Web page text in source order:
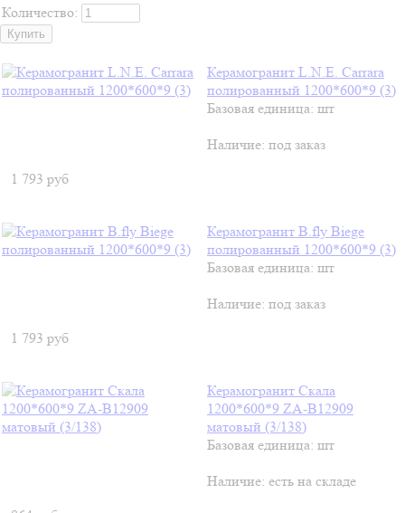
Количество:
Керамогранит L.N.E. Carrara
полированный 1200*600*9 (3)
Базовая единица: шт
Наличие: под заказ
1 793 руб
Керамогранит B.fly Biege
полированный 1200*600*9 (3)
Базовая единица: шт
Наличие: под заказ
1 793 руб
Керамогранит Скала
1200*600*9 ZA-B12909
матовый (3/138)
Базовая единица: шт
Наличие: есть на складе